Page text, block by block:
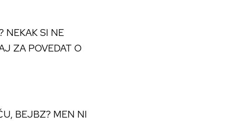
NEKAK SI NE
ZA POVEDAT O
BEJBZ? MEN NI